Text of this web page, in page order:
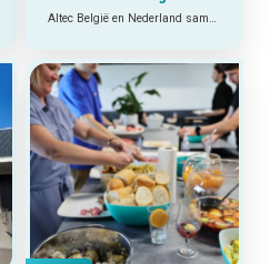
Altec België en Nederland samen op verkenning in Antwerpen